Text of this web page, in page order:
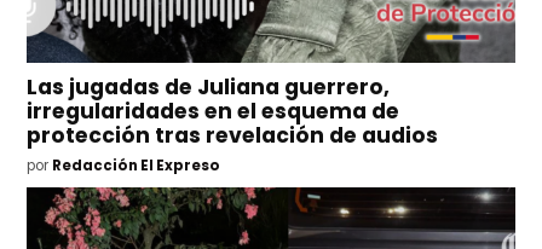
Las jugadas de Juliana guerrero,
irregularidades en el esquema de
protección tras revelación de audios
por Redacción El Expreso